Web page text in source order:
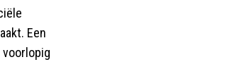
Een
voorlopig